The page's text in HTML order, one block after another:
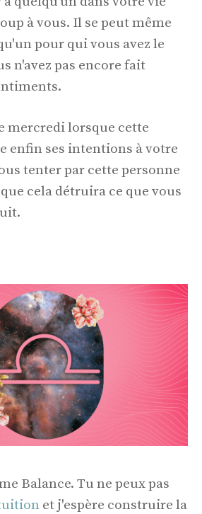
à vous. Il se peut même
pour qui vous avez le
n'avez pas encore fait
mercredi lorsque cette
enfin ses intentions à votre
tenter par cette personne
que cela détruira ce que vous
Balance. Tu ne peux pas
et j'espère construire la